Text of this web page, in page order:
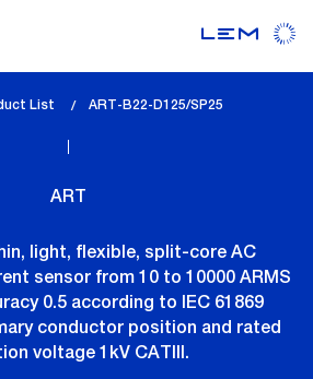
List
lem_current_page
ART-B22-D125/SP25
ART
light, flexible, split-core AC
sensor from 10 to 10000 ARMS
0.5 according to IEC 61869
conductor position and rated
voltage 1kV CATIII.